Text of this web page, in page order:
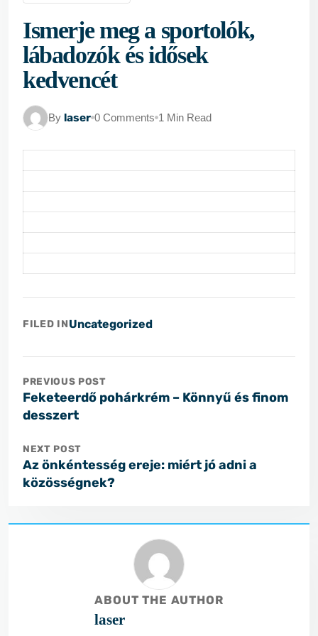
Ismerje meg a sportolók,
lábadozók és idősek
kedvencét
By laser 0 Comments 1 Min Read
FILED INUncategorized
PREVIOUS POST
Feketeerdő pohárkrém – Könnyű és finom
desszert
NEXT POST
Az önkéntesség ereje: miért jó adni a
közösségnek?
ABOUT THE AUTHOR
laser